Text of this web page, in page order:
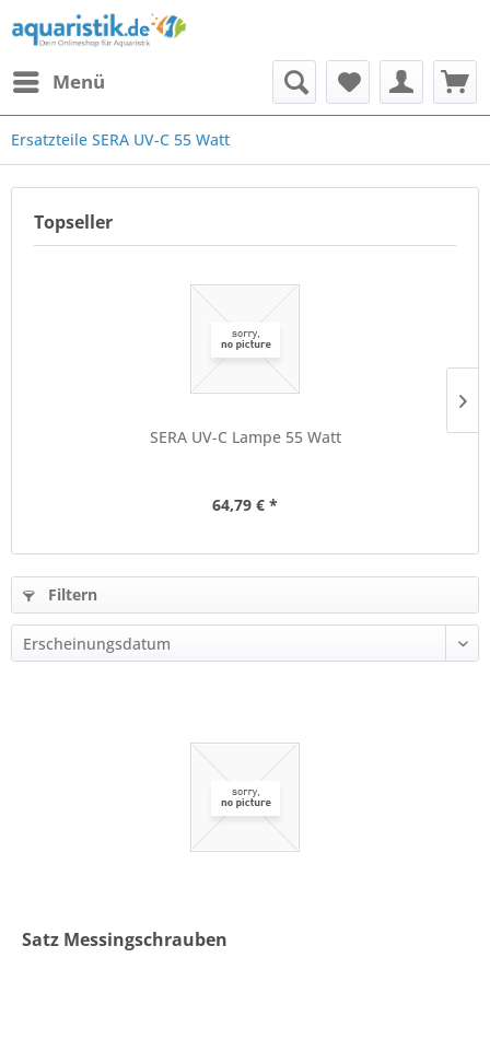
Menü
Ersatzteile SERA UV-C 55 Watt
Topseller
SERA UV-C Lampe 55 Watt
64,79 € *
Filtern
Satz Messingschrauben